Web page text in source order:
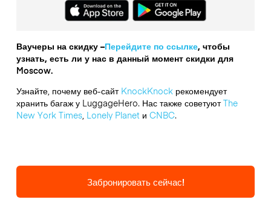
Ваучеры на скидку –Перейдите по ссылке, чтобы
узнать, есть ли у нас в данный момент скидки для
Moscow.
Узнайте, почему веб-сайт KnockKnockрекомендует
хранить багаж у LuggageHero. Нас также советуютThe
New York Times, Lonely Planetи CNBC.
Забронировать сейчас!